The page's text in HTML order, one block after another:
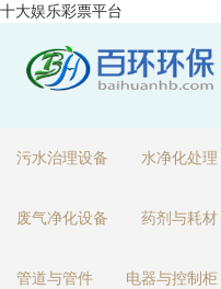
十大娱乐彩票平台
污水治理设备 水净化处理
废气净化设备 药剂与耗材
管道与管件 电器与控制柜